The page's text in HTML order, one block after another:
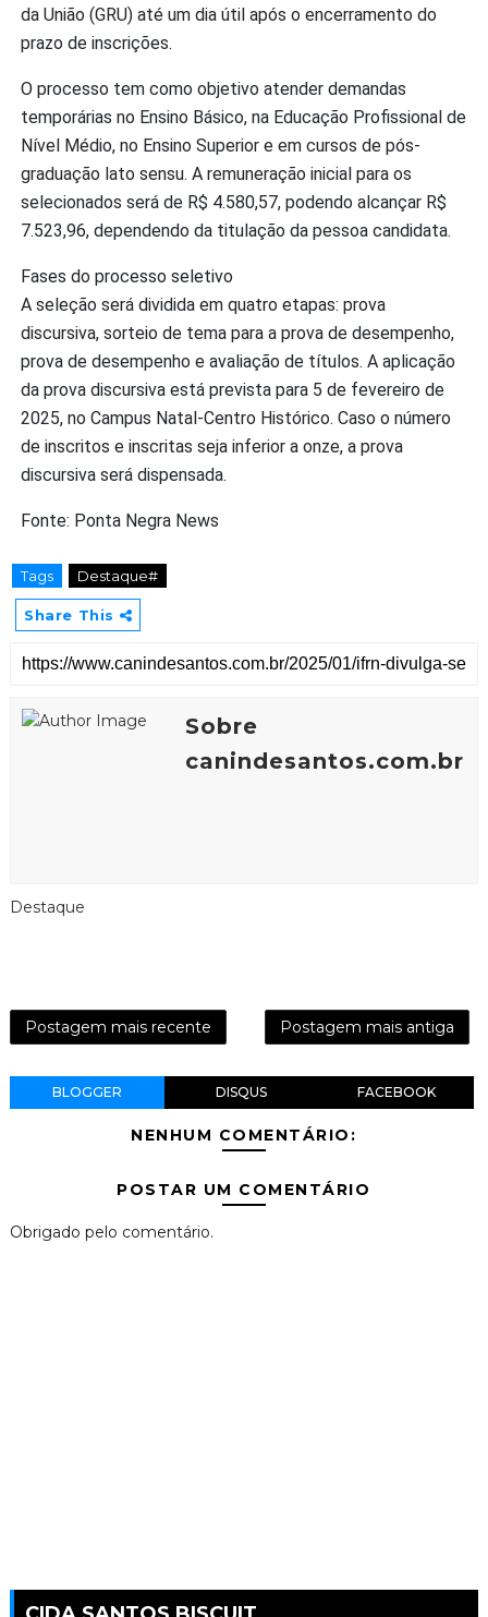
da União (GRU) até um dia útil após o encerramento do
prazo de inscrições.
O processo tem como objetivo atender demandas
temporárias no Ensino Básico, na Educação Profissional de
Nível Médio, no Ensino Superior e em cursos de pós-
graduação lato sensu. A remuneração inicial para os
selecionados será de R$ 4.580,57, podendo alcançar R$
7.523,96, dependendo da titulação da pessoa candidata.
Fases do processo seletivo
A seleção será dividida em quatro etapas: prova
discursiva, sorteio de tema para a prova de desempenho,
prova de desempenho e avaliação de títulos. A aplicação
da prova discursiva está prevista para 5 de fevereiro de
2025, no Campus Natal-Centro Histórico. Caso o número
de inscritos e inscritas seja inferior a onze, a prova
discursiva será dispensada.
Fonte: Ponta Negra News
Tags Destaque#
Share This
Sobre
canindesantos.com.br
Destaque
Postagem mais recente Postagem mais antiga
BLOGGER DISQUS FACEBOOK
NENHUM COMENTÁRIO:
POSTAR UM COMENTÁRIO
Obrigado pelo comentário.